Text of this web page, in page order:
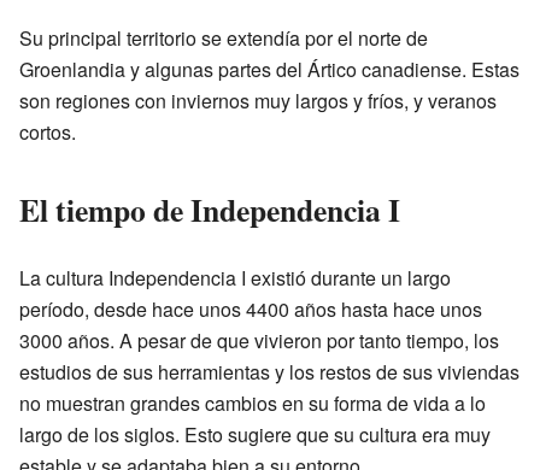
Su principal territorio se extendía por el norte de
Groenlandia y algunas partes del Ártico canadiense. Estas
son regiones con inviernos muy largos y fríos, y veranos
cortos.
El tiempo de Independencia I
La cultura Independencia I existió durante un largo
período, desde hace unos 4400 años hasta hace unos
3000 años. A pesar de que vivieron por tanto tiempo, los
estudios de sus herramientas y los restos de sus viviendas
no muestran grandes cambios en su forma de vida a lo
largo de los siglos. Esto sugiere que su cultura era muy